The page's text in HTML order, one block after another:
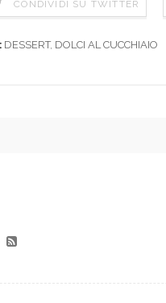
CONDIVIDI SU TWITTER
DESSERT, DOLCI AL CUCCHIAIO